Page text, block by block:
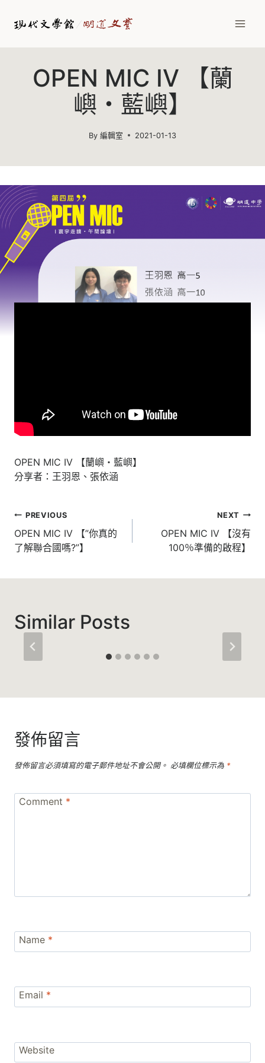
OPEN MIC IV 【蘭
嶼・藍嶼】
By 編輯室 2021-01-13
OPEN MIC IV 【蘭嶼・藍嶼】
分享者：王羽恩、張依涵
文
章
導
覽
PREVIOUS
OPEN MIC IV 【”你真的
了解聯合國嗎?”】
NEXT
OPEN MIC IV 【沒有
100％準備的啟程】
Similar Posts
發佈留言
發佈留言必須填寫的電子郵件地址不會公開。 必填欄位標示為 *
Comment *
Name *
Email *
Website